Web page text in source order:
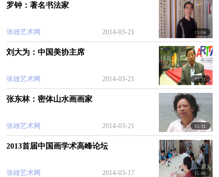
秉承“传承中国文化，弘扬民族艺术，以有形文
化产品，创无限人文价值”的经营理念，厦门鑫盛福-
-顺艺术中心是一家从事艺术品收藏、鉴赏、投资、
交易及文化艺术交流的专业运营企业。
公司藏品囊括佛像、 瓷器、书画、铜器、木
雕、紫砂、杂项等各类具有艺术收藏价值的艺术
品，服务于国内外文化艺术领域人士、收藏鉴赏
家、企业界人士、艺术品市场投资爱好者等群体，
致力于推介中华上下五千年文化艺术品之精髓，传
播艺术文化收藏投资理念，促进文化艺术的交流鉴
赏、投资交易于一体的多元化平台。目前，顺艺术
中心自主共拥有不同年代近千件的藏品，基本覆盖
罗钟：著名书法家
张雄艺术网 2014-03-21 15:04
刘大为：中国美协主席
张雄艺术网 2014-03-21 15:31
张东林：密体山水画画家
张雄艺术网 2014-03-21 15:31
2013首届中国画学术高峰论坛
张雄艺术网 2014-03-17 15:06